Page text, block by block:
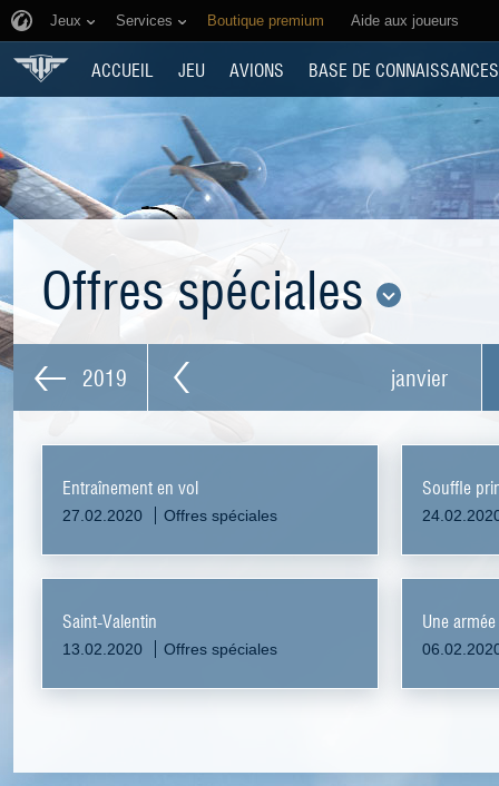
Jeux Services Boutique premium Aide aux joueurs
ACCUEIL JEU AVIONS BASE DE CONNAISSANCES
Offres spéciales
2019 janvier
Entraînement en vol
27.02.2020 Offres spéciales
Souffle
Saint-Valentin
13.02.2020 Offres spéciales
Une